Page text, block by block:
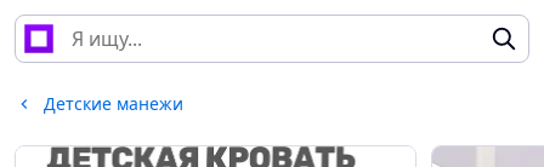
Детские манежи